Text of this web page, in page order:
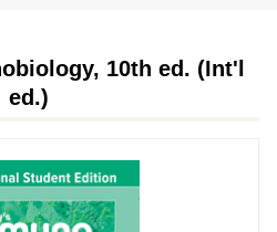
10th ed. (Int'l
ed.)